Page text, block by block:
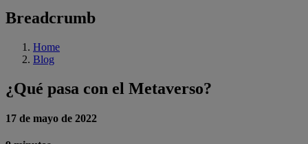
Breadcrumb
Home
Blog
¿Qué pasa con el Metaverso?
17 de mayo de 2022